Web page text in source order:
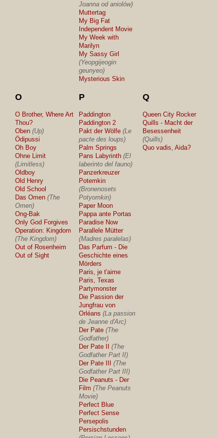
Joanna od aniolów)
Muttertag
My Big Fat
Independent Movie
My Week with
Marilyn
My Sassy Girl
(Yeopgijeogin
geunyeo)
Mysterious Skin
O
O Brother, Where Art
Thou?
Oben (Up)
Ödipussi
Oh Boy
Ohne Limit
(Limitless)
Oldboy
Old Henry
Old School
Das Omen (The
Omen)
Ong-Bak
Only God Forgives
Operation: Kingdom
(The Kingdom)
Out of Rosenheim
Out of Sight
P
Paddington
Paddington 2
Pakt der Wölfe (Le
pacte des loups)
Palm Springs
Pans Labyrinth (El
laberinto del fauno)
Panzerkreuzer
Potemkin
(Bronenosets
Potyomkin)
Paper Moon
Pappa ante Portas
Paradise Now
Parallele Mütter
(Madres paralelas)
Das Parfum - Die
Geschichte eines
Mörders
Paris, je t'aime
Paris, Texas
Partymonster
Die Passion der
Jungfrau von
Orléans (La passion
de Jeanne d'Arc)
Der Pate (The
Godfather)
Der Pate II
(The
Godfather Part II)
Der Pate III
(The
Godfather Part III)
Die Peanuts - Der
Film (The Peanuts
Movie)
Perfect Blue
Perfect Sense
Persepolis
Persischstunden
Q
Queen City Rocker
Quills - Macht der
Besessenheit
(Quills)
Quo vadis, Aida?